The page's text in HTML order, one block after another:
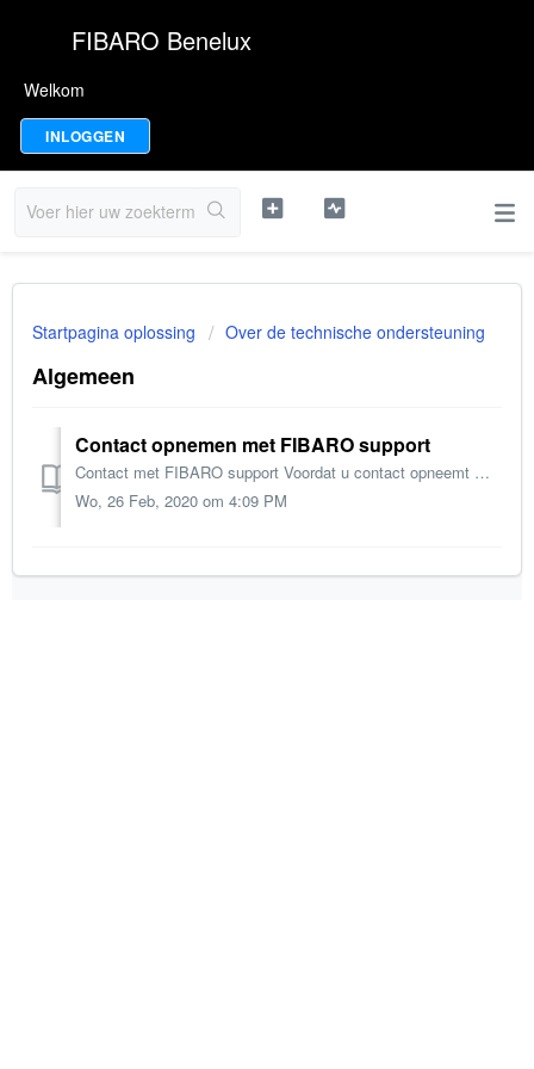
FIBARO Benelux
Welkom
INLOGGEN
Startpagina oplossing Over de technische ondersteuning
Algemeen
Contact opnemen met FIBARO support
Contact met FIBARO support Voordat u contact opneemt met onze technische afdeling, willen wij u vragen om onderstaande pagina's te raadplegen. In de m...
Wo, 26 Feb, 2020 om 4:09 PM